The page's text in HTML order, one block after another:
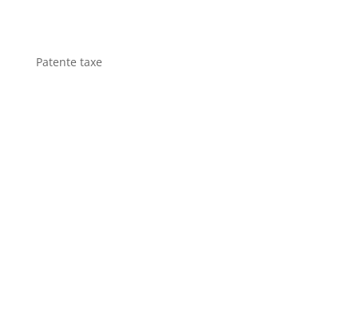
Patente taxe